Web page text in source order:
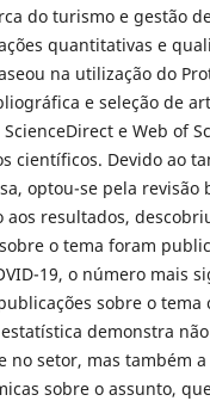
do turismo e gestão
quantitativas e
na utilização do
e seleção de
e Web of
científicos. Devido ao
optou-se pela revisão
resultados,
o tema foram
19, o número mais
sobre o tema
demonstra
no setor, mas também
sobre o assunto,